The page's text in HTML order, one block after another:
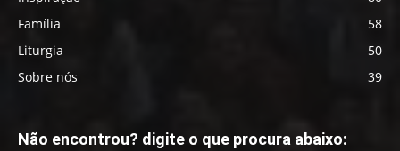
Família
58
Liturgia
50
Sobre nós
39
Não encontrou? digite o que procura abaixo: